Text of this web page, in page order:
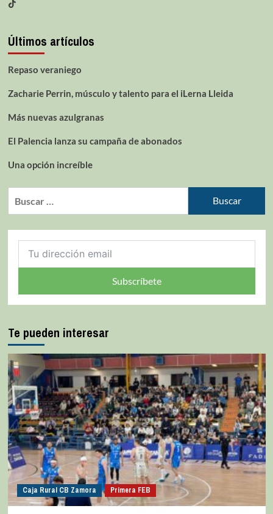
Últimos artículos
Repaso veraniego
Zacharie Perrin, músculo y talento para el iLerna Lleida
Más nuevas azulgranas
El Palencia lanza su campaña de abonados
Una opción increíble
Subscríbete
Te pueden interesar
Caja Rural CB Zamora Primera FEB